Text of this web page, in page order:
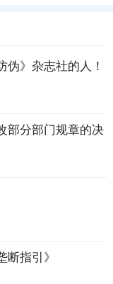
伪》杂志社的人！
部分部门规章的决
指引》